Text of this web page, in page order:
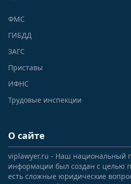
ФМС
ГИБДД
ЗАГС
Приставы
ИФНС
Трудовые инспекции
О сайте
viplawyer.ru - Наш национальный
информации был создан с целью
есть сложные юридические